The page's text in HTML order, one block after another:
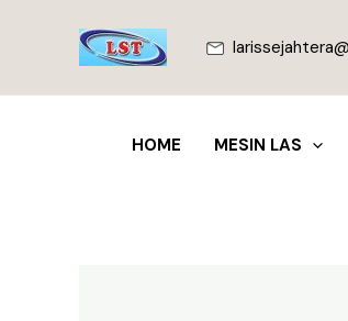
HOME MESIN LAS